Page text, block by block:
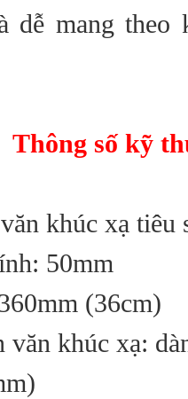
dễ mang
Thông số kỹ
khúc xạ tiêu
50mm
(36cm)
văn khúc xạ: